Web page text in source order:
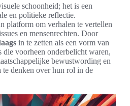
schoonheid; het is een
en politieke reflectie.
platform om verhalen te vertellen
en mensenrechten. Door
in te zetten als een vorm van
die voorheen onderbelicht waren,
bewustwording en
denken over hun rol in de